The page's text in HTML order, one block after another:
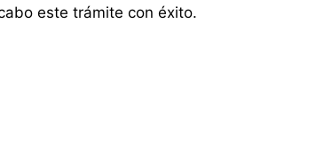
este trámite con éxito.